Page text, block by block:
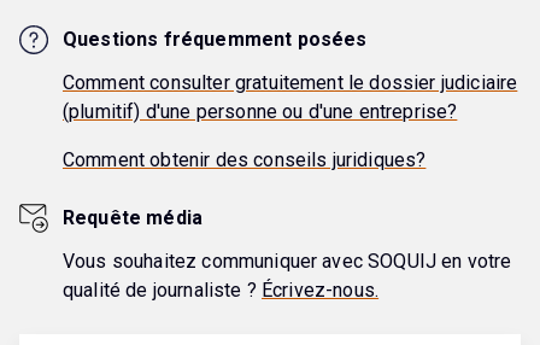
Questions fréquemment posées
Comment consulter gratuitement le dossier judiciaire
(plumitif) d'une personne ou d'une entreprise?
Comment obtenir des conseils juridiques?
Requête média
Vous souhaitez communiquer avec SOQUIJ en votre
qualité de journaliste ? Écrivez-nous.